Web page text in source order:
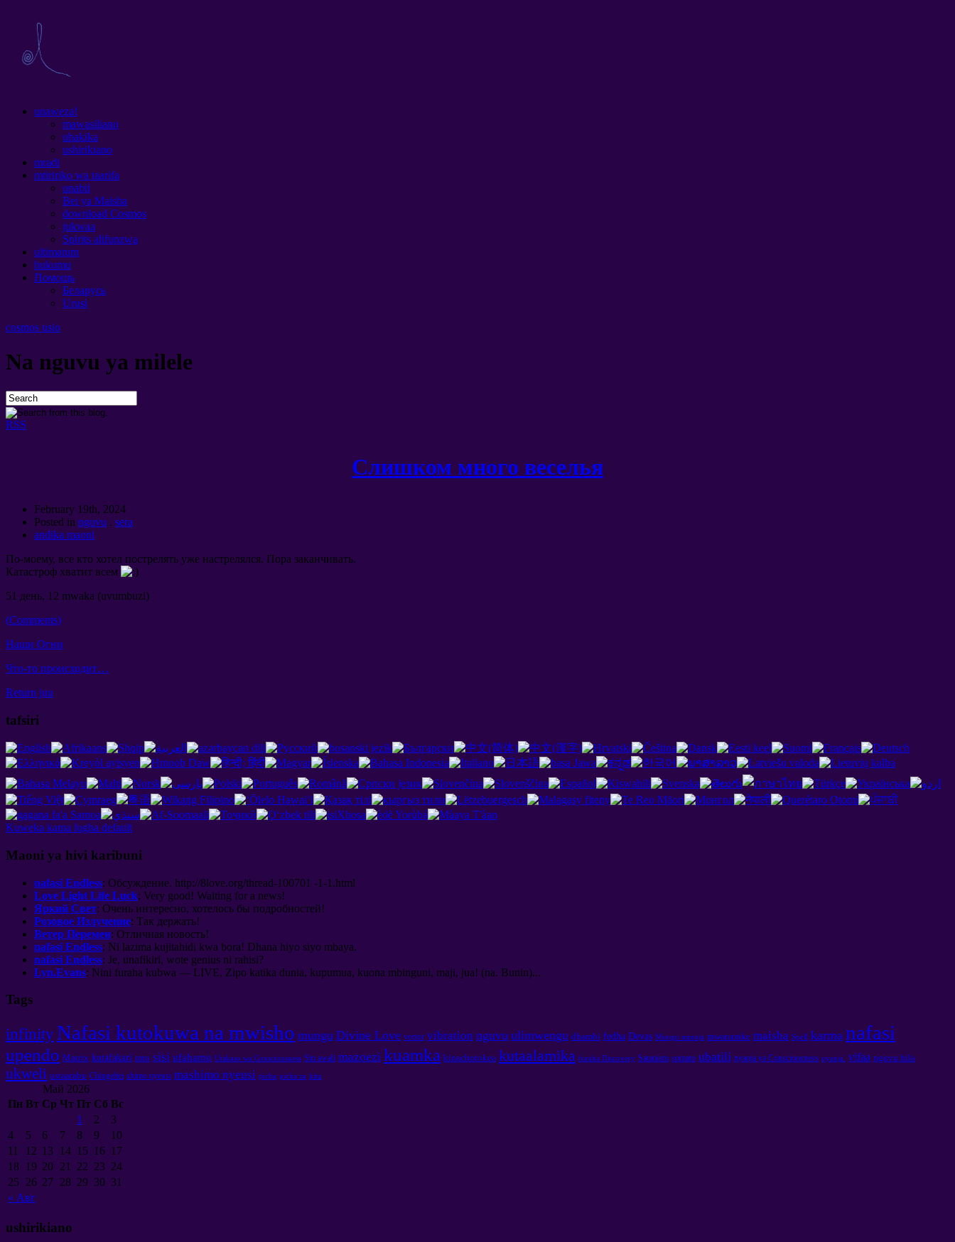
unaweza!
mawasiliano
uhakika
ushirikiano
mradi
mtiririko wa taarifa
unabii
Bei ya Maisha
download Cosmos
jukwaa
Spirits alifunzwa
ultimatum
hukumu
Помощь
Беларусь
Urusi
cosmos usio
Na nguvu ya milele
RSS
Слишком много веселья
February 19th, 2024
Posted in nguvu . sera
andika maoni
По-моему, все кто хотел пострелять уже настрелялся. Пора заканчивать.
Катастроф хватит всем
51 день, 12 mwaka (uvumbuzi)
(Comments)
Наши Огни
Что-то происходит…
Return juu
tafsiri
Kuweka kama lugha default
Maoni ya hivi karibuni
nafasi Endless: Обсуждение. http://8love.org/thread-100701 -1-1.html
Love Light Life Luck: Very good! Waiting for a news!
Яркий Свет: Очень интересно, хотелось бы подробностей!
Розовое Излучение: Так держать!
Ветер Перемен: Отличная новость!
nafasi Endless: Ni lazima kujitahidi kwa bora! Dhana hiyo siyo mbaya.
nafasi Endless: Je, unafikiri, wote genius ni rahisi?
Lyn.Evans: Nini furaha kubwa — LIVE, Zipo katika dunia, kupumua, kuona mbinguni, maji, jua! (na. Bunin)...
Tags
infinityNafasi kutokuwa na mwisho mungu Divine Love vector vibration nguvu ulimwengu dhambi fedha Devas Mungu mmoja mwanamke maisha Spell karma nafasi
upendo Matrix kutafakari mtu sisi ufahamu Utakaso wa Consciousness Sin awali mazoezi kuamka kinachotokea kutaalamika furaha Discovery Satanism somato ubatili nyanja ya Consciousness nyanja. vifaa nguvu hila
ukweli ustaarabu Chingeltei shimo nyeusi mashimo nyeusi picha picha za kitu
Май 2026
Пн Вт Ср Чт Пт Сб Вс
« Авг
1 2
3
4
5 6 7 8 9
10
11
12 13 14 15 16 17
18
19 20 21 22 23 24
25 26 27 28 29 30 31
ushirikiano